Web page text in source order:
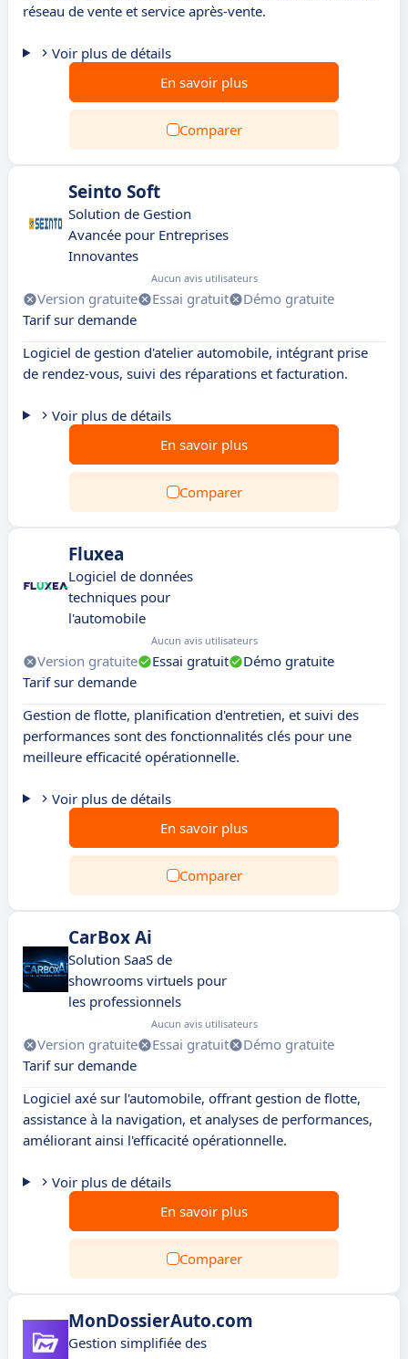
réseau de vente et service après-vente.
Voir plus de détails
En savoir plus
Comparer
Seinto Soft
Solution de Gestion
Avancée pour Entreprises
Innovantes
Aucun avis utilisateurs
Version gratuite Essai gratuit
Démo gratuite
Tarif sur demande
Logiciel de gestion d'atelier automobile, intégrant prise
de rendez-vous, suivi des réparations et facturation.
Voir plus de détails
En savoir plus
Comparer
Fluxea
Logiciel de données
techniques pour
l'automobile
Aucun avis utilisateurs
Version gratuite Essai gratuit
Démo gratuite
Tarif sur demande
Gestion de flotte, planification d'entretien, et suivi des
performances sont des fonctionnalités clés pour une
meilleure efficacité opérationnelle.
Voir plus de détails
En savoir plus
Comparer
CarBox Ai
Solution SaaS de
showrooms virtuels pour
les professionnels
Aucun avis utilisateurs
Version gratuite Essai gratuit
Démo gratuite
Tarif sur demande
Logiciel axé sur l'automobile, offrant gestion de flotte,
assistance à la navigation, et analyses de performances,
améliorant ainsi l'efficacité opérationnelle.
Voir plus de détails
En savoir plus
Comparer
MonDossierAuto.com
Gestion simplifiée des